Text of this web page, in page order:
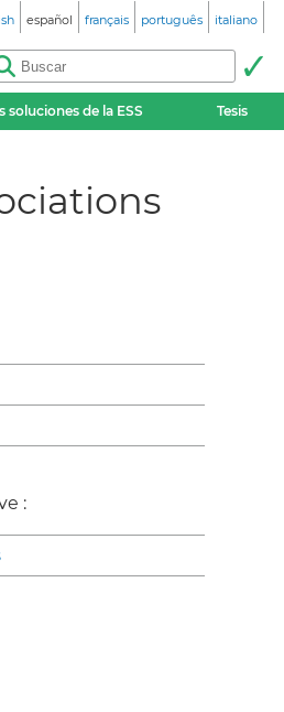
español français português italiano
soluciones de la ESS Tesis
: